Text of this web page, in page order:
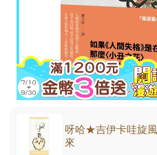
呀哈★吉伊卡哇旋
來